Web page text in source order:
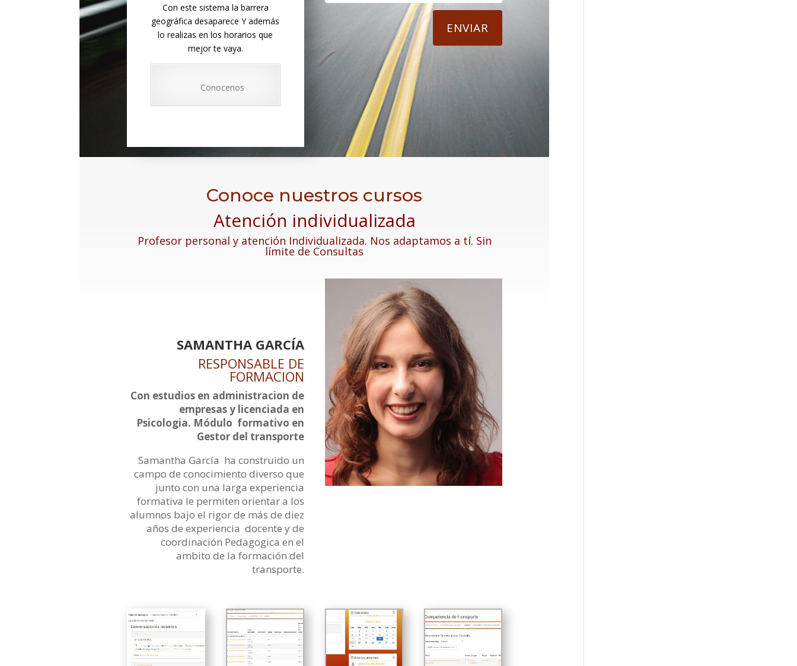
Con este sistema la barrera
geográfica desaparece Y además
lo realizas en los horarios que
mejor te vaya.
Conocenos
ENVIAR
Conoce nuestros cursos
Atención individualizada
Profesor personal y atención Individualizada. Nos adaptamos a tí. Sin
límite de Consultas
SAMANTHA GARCÍA
RESPONSABLE DE
FORMACION
Con estudios en administracion de
empresas y licenciada en
Psicologia. Módulo formativo en
Gestor del transporte
Samantha García ha construido un
campo de conocimiento diverso que
junto con una larga experiencia
formativa le permiten orientar a los
alumnos bajo el rigor de más de diez
años de experiencia docente y de
coordinación Pedagogica en el
ambito de la formación del
transporte.